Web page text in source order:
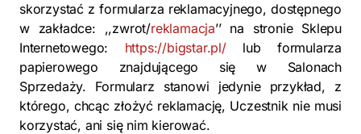
skorzystać z formularza reklamacyjnego, dostępnego
w zakładce: ,,zwrot/reklamacja’’ na stronie Sklepu
Internetowego: https://bigstar.pl/lub formularza
papierowego znajdującego się w Salonach
Sprzedaży. Formularz stanowi jedynie przykład, z
którego, chcąc złożyć reklamację, Uczestnik nie musi
korzystać, ani się nim kierować.